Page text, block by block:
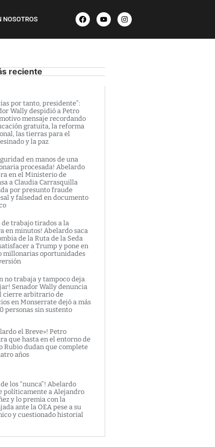
NOSOTROS
reciente
por tanto, presidente”:
Wally despidió a Petro
mensaje recordando
gratuita, la reforma
las tierras para el
y la paz
en manos de una
procesada! Abelardo
en el Ministerio de
a Claudia Carrasquilla
por presunto fraude
y falsedad en documento
de trabajo tirados a la
en minutos! Abelardo saca
de la Ruta de la Seda
a Trump y pone en
millonarias oportunidades
no trabaja y tampoco deja
Senador Wally denuncia
cierre arbitrario de
en Monserrate dejó a más
personas sin sustento
el Breve»! Petro
que hasta en el entorno de
Rubio dudan que complete
años
los “nunca”! Abelardo
políticamente a Alejandro
y lo premia con la
ante la OEA pese a su
y cuestionado historial